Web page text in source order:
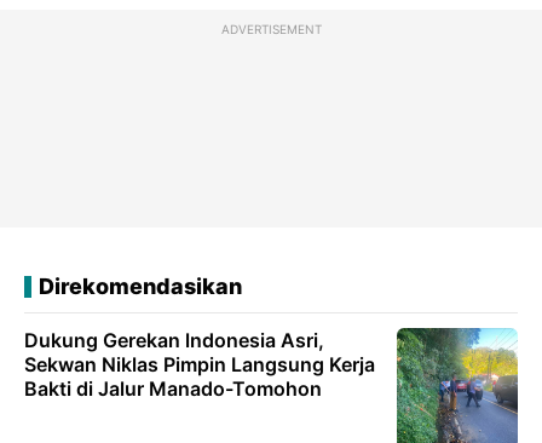
ADVERTISEMENT
Direkomendasikan
Dukung Gerekan lndonesia Asri,
Sekwan Niklas Pimpin Langsung Kerja
Bakti di Jalur Manado-Tomohon